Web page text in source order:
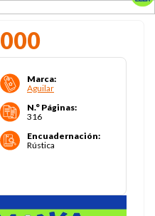
000
Marca:
Aguilar
N.° Páginas:
316
Encuadernación:
Rústica